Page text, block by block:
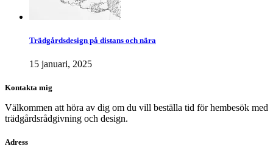
Trädgårdsdesign på distans och nära
15 januari, 2025
Kontakta mig
Välkommen att höra av dig om du vill beställa tid för hembesök med
trädgårdsrådgivning och design.
Adress